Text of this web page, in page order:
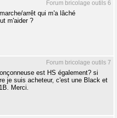
Forum bricolage outils 6
arrêt qui m'a lâché
m'aider ?
Forum bricolage outils 7
est HS également? si
je suis acheteur, c'est une Black et
Merci.